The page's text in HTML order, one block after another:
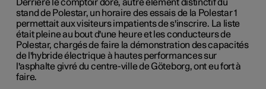
Derrière le comptoir doré, autre élément distinctif du
stand de Polestar, un horaire des essais de la Polestar 1
permettait aux visiteurs impatients de s'inscrire. La liste
était pleine au bout d'une heure et les conducteurs de
Polestar, chargés de faire la démonstration des capacités
de l'hybride électrique à hautes performances sur
l'asphalte givré du centre-ville de Göteborg, ont eu fort à
faire.